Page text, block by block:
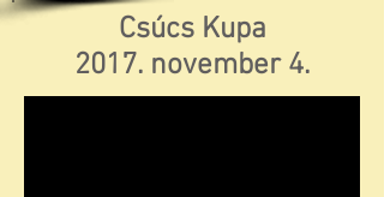
Csúcs Kupa
2017. november 4.